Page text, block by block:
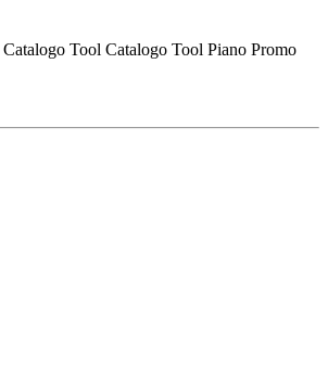
Catalogo Tool Catalogo Tool Piano Promo